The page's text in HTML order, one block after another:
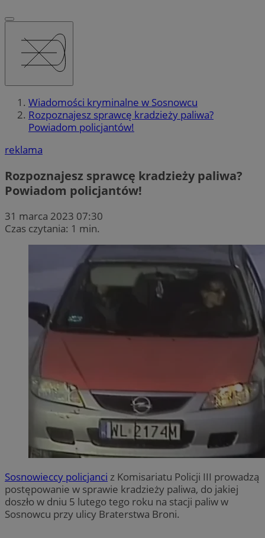
Wiadomości kryminalne w Sosnowcu
Rozpoznajesz sprawcę kradzieży paliwa?
Powiadom policjantów!
reklama
Rozpoznajesz sprawcę kradzieży paliwa?
Powiadom policjantów!
31 marca 2023 07:30
Czas czytania: 1 min.
Sosnowieccy policjanci z Komisariatu Policji III prowadzą
postępowanie w sprawie kradzieży paliwa, do jakiej
doszło w dniu 5 lutego tego roku na stacji paliw w
Sosnowcu przy ulicy Braterstwa Broni.